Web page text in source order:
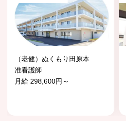
（老健）ぬくもり田原本
准看護師
月給 298,600円～